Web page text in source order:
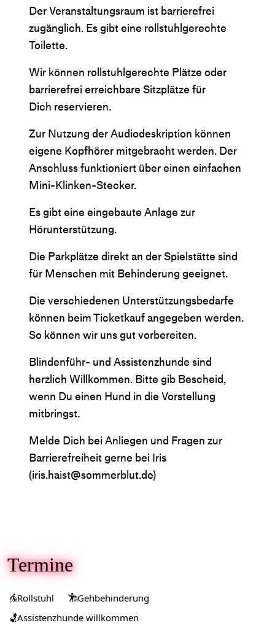
Der Veranstaltungsraum ist barrierefrei
zugänglich. Es gibt eine rollstuhlgerechte
Toilette.
Wir können rollstuhlgerechte Plätze oder
barrierefrei erreichbare Sitzplätze für
Dich reservieren.
Zur Nutzung der Audiodeskription können
eigene Kopfhörer mitgebracht werden. Der
Anschluss funktioniert über einen einfachen
Mini-Klinken-Stecker.
Es gibt eine eingebaute Anlage zur
Hörunterstützung.
Die Parkplätze direkt an der Spielstätte sind
für Menschen mit Behinderung geeignet.
Die verschiedenen Unterstützungsbedarfe
können beim Ticketkauf angegeben werden.
So können wir uns gut vorbereiten.
Blindenführ- und Assistenzhunde sind
herzlich Willkommen. Bitte gib Bescheid,
wenn Du einen Hund in die Vorstellung
mitbringst.
Melde Dich bei Anliegen und Fragen zur
Barrierefreiheit gerne bei Iris
(iris.haist@sommerblut.de)
Termine
Rollstuhl Gehbehinderung
Assistenzhunde willkommen